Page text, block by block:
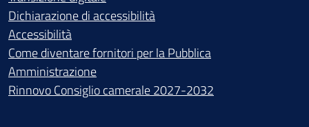
Dichiarazione di accessibilità
Accessibilità
Come diventare fornitori per la Pubblica
Amministrazione
Rinnovo Consiglio camerale 2027-2032